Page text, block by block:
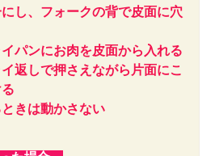
し、フォークの背で皮面に穴
パンにお肉を皮面から入れる
返しで押さえながら片面にこ
きは動かさない